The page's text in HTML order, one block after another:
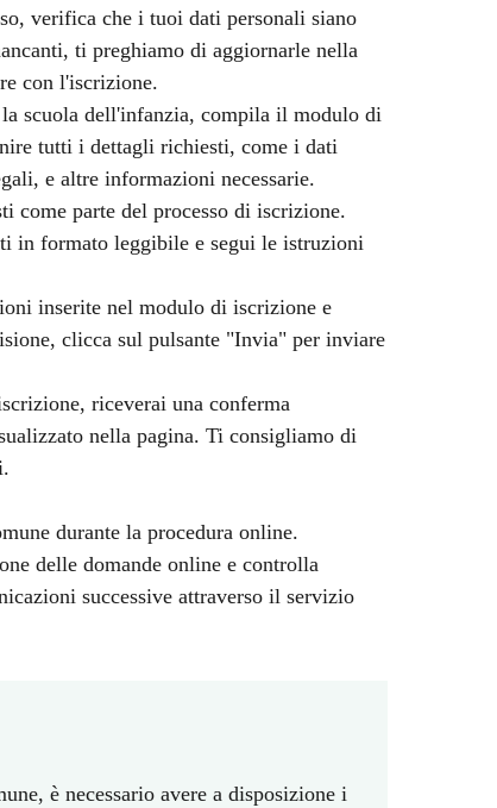
verifica che i tuoi dati personali siano
ti preghiamo di aggiornarle nella
con l'iscrizione.
scuola dell'infanzia, compila il modulo di
tutti i dettagli richiesti, come i dati
e altre informazioni necessarie.
come parte del processo di iscrizione.
in formato leggibile e segui le istruzioni
inserite nel modulo di iscrizione e
clicca sul pulsante "Invia" per inviare
riceverai una conferma
nella pagina. Ti consigliamo di
durante la procedura online.
delle domande online e controlla
successive attraverso il servizio
è necessario avere a disposizione i